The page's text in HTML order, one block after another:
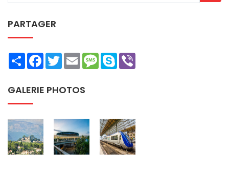
PARTAGER
ShareFacebookTwitterEmailMessage
Skype
GALERIE PHOTOS